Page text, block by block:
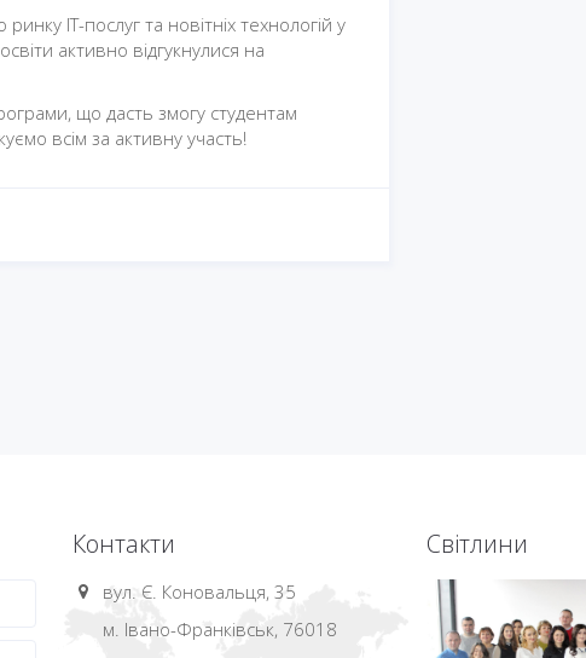
ІТ-послуг та новітніх технологій у
активно відгукнулися на
що дасть змогу студентам
всім за активну участь!
Контакти
вул. Є. Коновальця, 35
м. Івано-Франківськ, 76018
Світлини